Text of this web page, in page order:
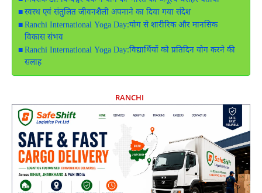
स्वस्थ एवं संतुलित जीवनशैली अपनाने का दिया गया संदेश
Ranchi International Yoga Day:योग से शारीरिक और मानसिक
विकास संभव
Ranchi International Yoga Day:विद्यार्थियों को प्रतिदिन योग करने की
सलाह
RANCHI